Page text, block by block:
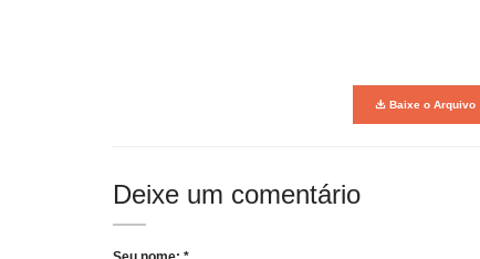
Baixe o Arquivo
Deixe um comentário